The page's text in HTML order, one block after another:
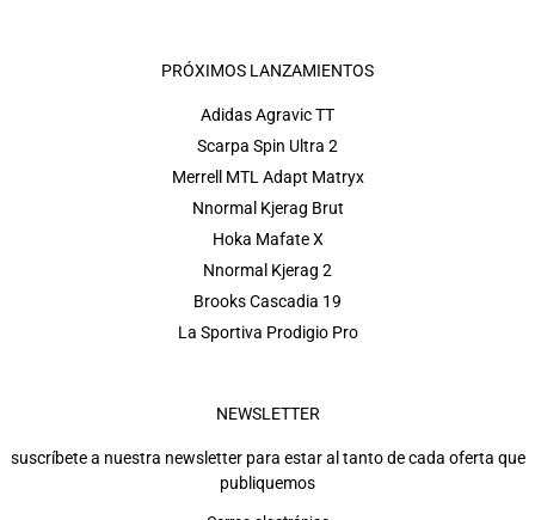
PRÓXIMOS LANZAMIENTOS
Adidas Agravic TT
Scarpa Spin Ultra 2
Merrell MTL Adapt Matryx
Nnormal Kjerag Brut
Hoka Mafate X
Nnormal Kjerag 2
Brooks Cascadia 19
La Sportiva Prodigio Pro
NEWSLETTER
suscríbete a nuestra newsletter para estar al tanto de cada oferta que
publiquemos